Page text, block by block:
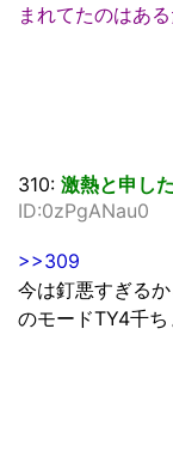
まれてたのはあ
310: 激熱と申し
ID:0zPgANau0
>>309
今は釘悪すぎる
のモードTY4千